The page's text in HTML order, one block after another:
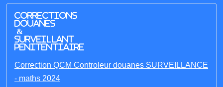
Corrections
Douanes
&
Surveillant
penitentiaire
Correction QCM Controleur douanes SURVEILLANCE
- maths 2024